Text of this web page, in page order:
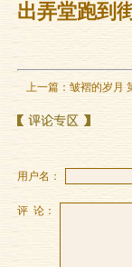
出弄堂跑到
上一篇： 皱褶的岁月
用户名：
评 论：